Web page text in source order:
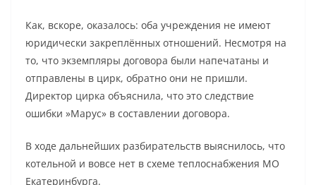
Как, вскоре, оказалось: оба учреждения не имеют
юридически закреплённых отношений. Несмотря на
то, что экземпляры договора были напечатаны и
отправлены в цирк, обратно они не пришли.
Директор цирка объяснила, что это следствие
ошибки »Марус» в составлении договора.
В ходе дальнейших разбирательств выяснилось, что
котельной и вовсе нет в схеме теплоснабжения МО
Екатеринбурга.